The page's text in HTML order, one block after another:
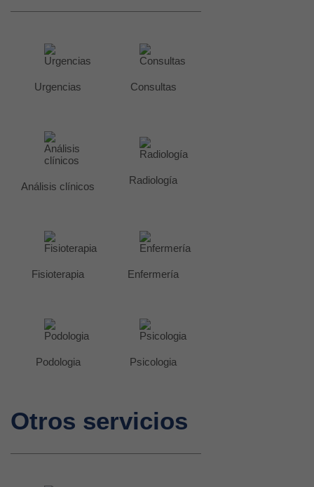
Urgencias Consultas
Análisis clínicos Radiología
Fisioterapia Enfermería
Podologia Psicologia
Otros servicios